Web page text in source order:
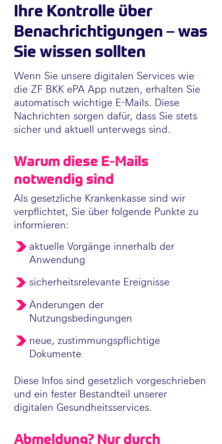
Ihre Kontrolle über
Benachrichtigungen – was
Sie wissen sollten
Wenn Sie unsere digitalen Services wie
die ZF BKK ePA App nutzen, erhalten Sie
automatisch wichtige E-Mails. Diese
Nachrichten sorgen dafür, dass Sie stets
sicher und aktuell unterwegs sind.
Warum diese E-Mails
notwendig sind
Als gesetzliche Krankenkasse sind wir
verpflichtet, Sie über folgende Punkte zu
informieren:
aktuelle Vorgänge innerhalb der
Anwendung
sicherheitsrelevante Ereignisse
Änderungen der
Nutzungsbedingungen
neue, zustimmungspflichtige
Dokumente
Diese Infos sind gesetzlich vorgeschrieben
und ein fester Bestandteil unserer
digitalen Gesundheitsservices.
Abmeldung? Nur durch